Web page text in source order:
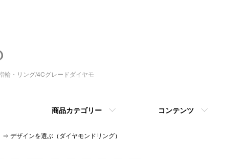
輪・リング/4Cグレードダイヤモ
商品カテゴリー コンテンツ
⇒ デザインを選ぶ（ダイヤモンドリング）